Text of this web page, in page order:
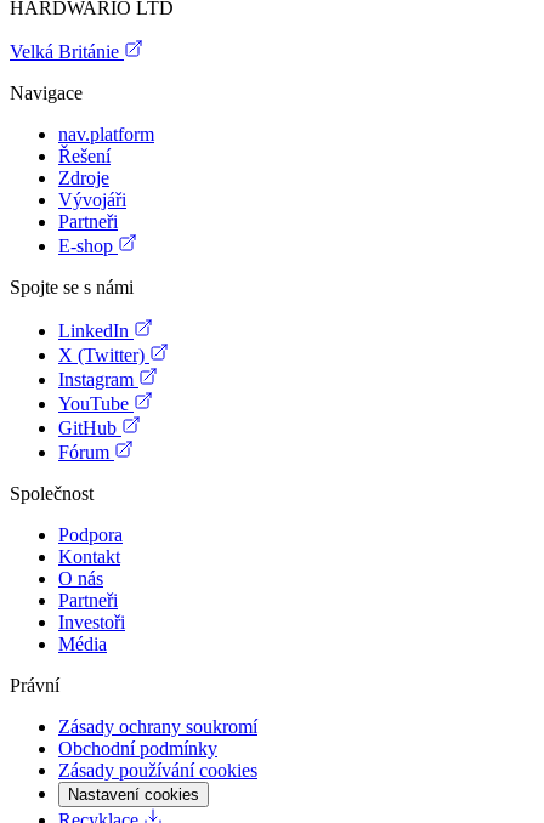
HARDWARIO LTD
Velká Británie
Navigace
nav.platform
Řešení
Zdroje
Vývojáři
Partneři
E-shop
Spojte se s námi
LinkedIn
X (Twitter)
Instagram
YouTube
GitHub
Fórum
Společnost
Podpora
Kontakt
O nás
Partneři
Investoři
Média
Právní
Zásady ochrany soukromí
Obchodní podmínky
Zásady používání cookies
Nastavení cookies